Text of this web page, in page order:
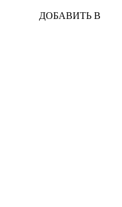
ДОБАВИТЬ В